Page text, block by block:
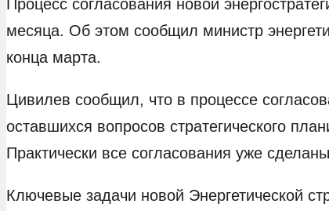
Процесс согласования новой
месяца. Об этом сообщил министр
конца марта.
Цивилев сообщил, что в процессе
оставшихся вопросов стратегического
Практически все согласования уже
Ключевые задачи новой Энергетической